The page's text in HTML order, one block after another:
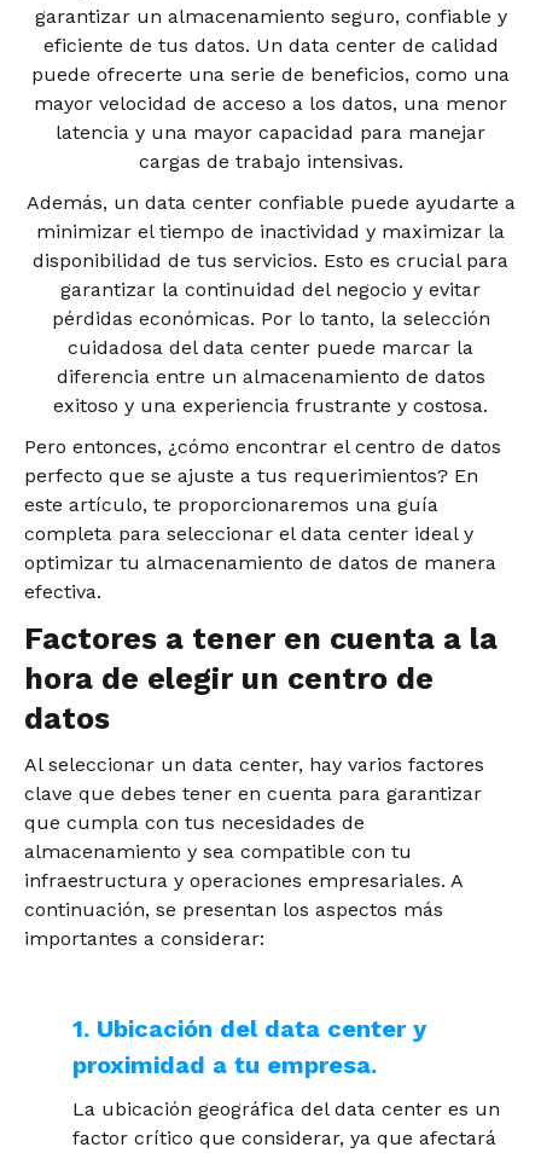
garantizar un almacenamiento seguro, confiable y
eficiente de tus datos. Un data center de calidad
puede ofrecerte una serie de beneficios, como una
mayor velocidad de acceso a los datos, una menor
latencia y una mayor capacidad para manejar
cargas de trabajo intensivas.
Además, un data center confiable puede ayudarte a
minimizar el tiempo de inactividad y maximizar la
disponibilidad de tus servicios. Esto es crucial para
garantizar la continuidad del negocio y evitar
pérdidas económicas. Por lo tanto, la selección
cuidadosa del data center puede marcar la
diferencia entre un almacenamiento de datos
exitoso y una experiencia frustrante y costosa.
Pero entonces, ¿cómo encontrar el centro de datos
perfecto que se ajuste a tus requerimientos? En
este artículo, te proporcionaremos una guía
completa para seleccionar el data center ideal y
optimizar tu almacenamiento de datos de manera
efectiva.
Factores a tener en cuenta a la
hora de elegir un centro de
datos
Al seleccionar un data center, hay varios factores
clave que debes tener en cuenta para garantizar
que cumpla con tus necesidades de
almacenamiento y sea compatible con tu
infraestructura y operaciones empresariales. A
continuación, se presentan los aspectos más
importantes a considerar:
1. Ubicación del data center y
proximidad a tu empresa.
La ubicación geográfica del data center es un
factor crítico que considerar, ya que afectará